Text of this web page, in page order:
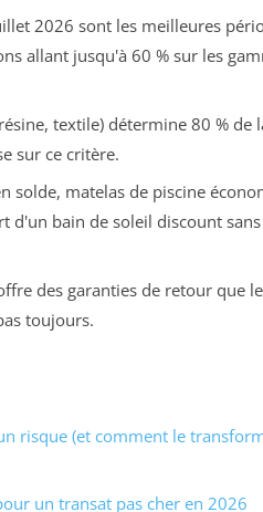
2026 sont les meilleures
allant jusqu'à 60 % sur les
textile) détermine 80 % de
sur ce critère.
solde, matelas de piscine
d'un bain de soleil discount
des garanties de retour que
toujours.
risque (et comment le
un transat pas cher en 2026